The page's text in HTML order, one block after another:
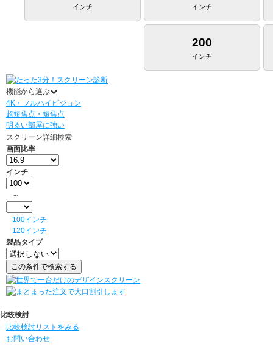
インチ インチ
200
インチ
機能から選ぶ
4K・フルハイビジョン
超短焦点・短焦点
明るい部屋に強い
スクリーン詳細検索
画面比率
インチ
～
100インチ
120インチ
製品タイプ
比較検討
比較検討リストをみる
お問い合わせ